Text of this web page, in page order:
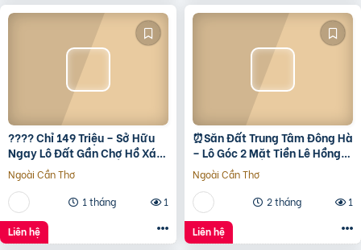
???? Chỉ 149 Triệu – Sở Hữu
Ngay Lô Đất Gần Chợ Hồ Xá,
Cơ Hội Đầu Tư Giá Rẻ Hiếm
Có! ???? Vị trí:
Ngoài Cần Thơ
1 tháng
1
Liên hệ
⏰️Săn Đất Trung Tâm Đông Hà
– Lô Góc 2 Mặt Tiền Lê Hồng
Phong, Giá Chỉ 1 Tỷ 5Xx ????
Ngoài Cần Thơ
2 tháng
1
Liên hệ